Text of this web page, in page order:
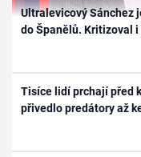
Ultralevicový Sánchez
do Španělů. Kritizoval i
Tisíce lidí prchají před
přivedlo predátory až